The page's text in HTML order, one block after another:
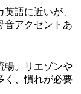
英語に近いが、
音アクセントあ
暢。リエゾンや
く、慣れが必要